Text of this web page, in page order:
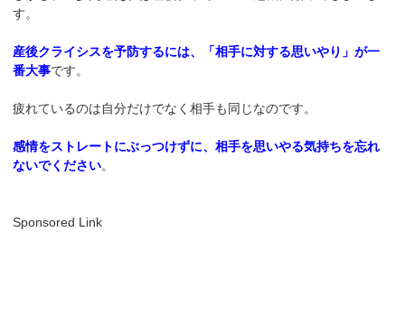
す。
産後クライシスを予防するには、「相手に対する思いやり」が一
番大事です。
疲れているのは自分だけでなく相手も同じなのです。
感情をストレートにぶっつけずに、相手を思いやる気持ちを忘れ
ないでください。
Sponsored Link